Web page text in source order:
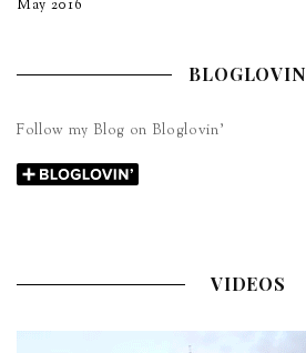
May 2016
BLOGLOVIN
Follow my Blog on Bloglovin’
VIDEOS